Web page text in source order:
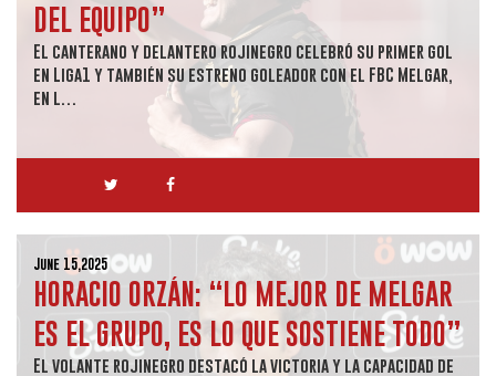
DEL EQUIPO”
El canterano y delantero rojinegro celebró su primer gol
en Liga1 y también su estreno goleador con el FBC Melgar,
en l…
June 15,2025
HORACIO ORZÁN: “LO MEJOR DE MELGAR
ES EL GRUPO, ES LO QUE SOSTIENE TODO”
El volante rojinegro destacó la victoria y la capacidad de